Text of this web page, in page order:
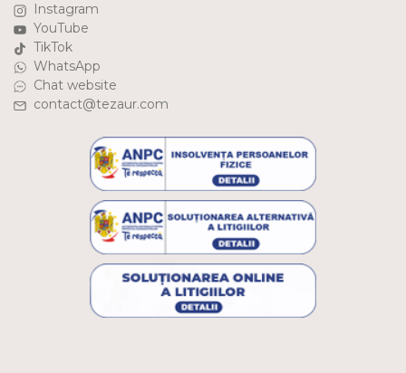
Instagram
YouTube
TikTok
WhatsApp
Chat website
contact@tezaur.com